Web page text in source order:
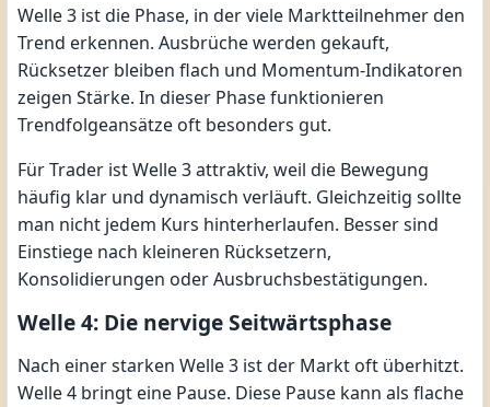
Welle 3 ist die Phase, in der viele Marktteilnehmer den
Trend erkennen. Ausbrüche werden gekauft,
Rücksetzer bleiben flach und Momentum-Indikatoren
zeigen Stärke. In dieser Phase funktionieren
Trendfolgeansätze oft besonders gut.
Für Trader ist Welle 3 attraktiv, weil die Bewegung
häufig klar und dynamisch verläuft. Gleichzeitig sollte
man nicht jedem Kurs hinterherlaufen. Besser sind
Einstiege nach kleineren Rücksetzern,
Konsolidierungen oder Ausbruchsbestätigungen.
Welle 4: Die nervige Seitwärtsphase
Nach einer starken Welle 3 ist der Markt oft überhitzt.
Welle 4 bringt eine Pause. Diese Pause kann als flache